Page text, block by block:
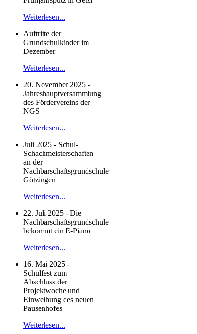
Weiterlesen...
Auftritte der
Grundschulkinder im
Dezember
Weiterlesen...
20. November 2025 -
Jahreshauptversammlung
des Fördervereins der
NGS
Weiterlesen...
Juli 2025 - Schul-
Schachmeisterschaften
an der
Nachbarschaftsgrundschule
Götzingen
Weiterlesen...
22. Juli 2025 - Die
Nachbarschaftsgrundschule
bekommt ein E-Piano
Weiterlesen...
16. Mai 2025 -
Schulfest zum
Abschluss der
Projektwoche und
Einweihung des neuen
Pausenhofes
Weiterlesen...